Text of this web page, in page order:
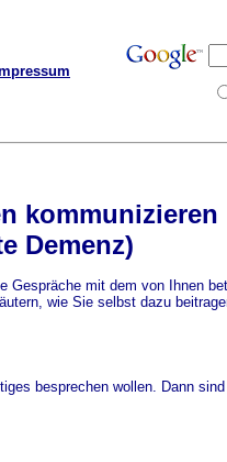
kommunizieren
Demenz)
Gespräche mit dem von Ihnen
wie Sie selbst dazu
besprechen wollen. Dann